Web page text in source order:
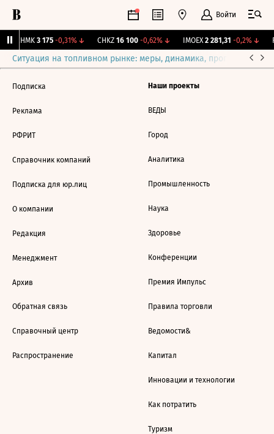
Войти
CHMK 3 175 -0,31%↓ CHKZ 16 100 -0,62%↓ IMOEX 2 281,31 -0,2%↓
Ситуация на топливном рынке: меры, динамика, прогнозы
Подписка
Реклама
РФРИТ
Справочник компаний
Подписка для юр.лиц
О компании
Редакция
Менеджмент
Архив
Обратная связь
Справочный центр
Распространение
Наши проекты
ВЕДЫ
Город
Аналитика
Промышленность
Наука
Здоровье
Конференции
Премия Импульс
Правила торговли
Ведомости&
Капитал
Инновации и технологии
Как потратить
Туризм